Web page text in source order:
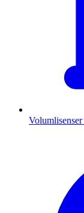
Volumlisenser